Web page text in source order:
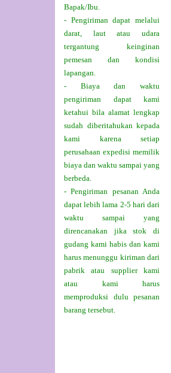
Bapak/Ibu.
- Pengiriman dapat melalui
darat, laut atau udara
tergantung keinginan
pemesan dan kondisi
lapangan.
- Biaya dan waktu
pengiriman dapat kami
ketahui bila alamat lengkap
sudah diberitahukan kepada
kami karena setiap
perusahaan expedisi memilik
biaya dan waktu sampai yang
berbeda.
- Pengiriman pesanan Anda
dapat lebih lama 2-5 hari dari
waktu sampai yang
direncanakan jika stok di
gudang kami habis dan kami
harus menunggu kiriman dari
pabrik atau supplier kami
atau kami harus
memproduksi dulu pesanan
barang tersebut.